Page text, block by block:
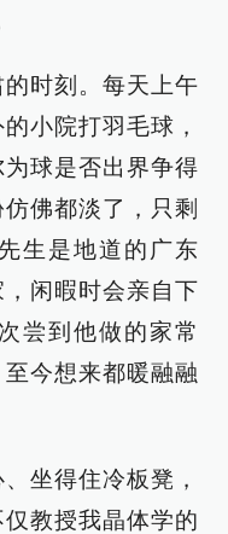
时刻。每天上午
小院打羽毛球，
球是否出界争得
佛都淡了，只剩
生是地道的广东
闲暇时会亲自下
尝到他做的家常
今想来都暖融融
坐得住冷板凳，
教授我晶体学的